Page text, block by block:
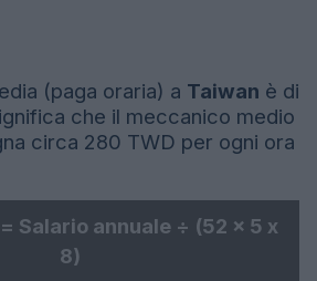
(paga oraria) a Taiwan è di
che il meccanico medio
circa 280 TWD per ogni ora
Salario annuale ÷ (52 x 5 x
8)